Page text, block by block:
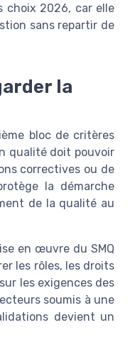
choix 2026, car elle
sans repartir de
la
bloc de critères
qualité doit pouvoir
correctives ou de
la démarche
de la qualité au
en œuvre du SMQ
les rôles, les droits
les exigences des
soumis à une
devient un